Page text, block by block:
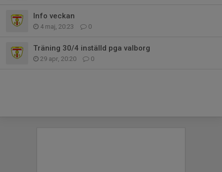
Info veckan
4 maj, 20:23 0
Träning 30/4 inställd pga valborg
29 apr, 20:20 0